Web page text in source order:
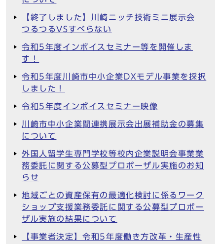
【終了しました】川崎ニッチ技術ミニ展示会
つるつるVSすべらない
令和5年度インボイスセミナー等を開催しま
す！
令和5年度川崎市中小企業DXモデル事業を採択
しました！
令和5年度インボイスセミナー映像
川崎市中小企業間連携展示会出展補助金の募集
について
外国人留学生専門学校等校内企業説明会事業業
務委託に関する公募型プロポーザル実施のお知
らせ
地域ごとの資産保有の最適化検討に係るワーク
ショップ支援業務委託に関する公募型プロポー
ザル実施の結果について
【事業者決定】令和5年度働き方改革・生産性